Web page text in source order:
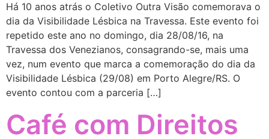
Há 10 anos atrás o Coletivo Outra Visão comemorava o
dia da Visibilidade Lésbica na Travessa. Este evento foi
repetido este ano no domingo, dia 28/08/16, na
Travessa dos Venezianos, consagrando-se, mais uma
vez, num evento que marca a comemoração do dia da
Visibilidade Lésbica (29/08) em Porto Alegre/RS. O
evento contou com a parceria […]
Café com Direitos